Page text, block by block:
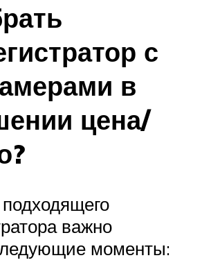
с
в
цена/
важно
моменты: